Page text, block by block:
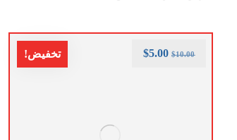
تخفيض! $10.00
$5.00